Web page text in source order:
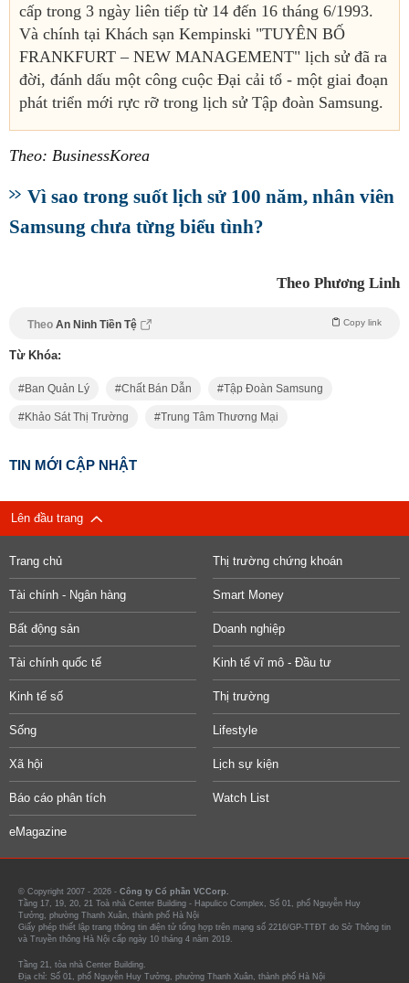
cấp trong 3 ngày liên tiếp từ 14 đến 16 tháng 6/1993.
Và chính tại Khách sạn Kempinski "TUYÊN BỐ
FRANKFURT – NEW MANAGEMENT" lịch sử đã ra
đời, đánh dấu một công cuộc Đại cải tổ - một giai đoạn
phát triển mới rực rỡ trong lịch sử Tập đoàn Samsung.
Theo: BusinessKorea
Vì sao trong suốt lịch sử 100 năm, nhân viên
Samsung chưa từng biểu tình?
Theo Phương Linh
Theo An Ninh Tiền Tệ Copy link
Từ Khóa:
Ban Quản Lý Chất Bán Dẫn Tập Đoàn Samsung
Khảo Sát Thị Trường Trung Tâm Thương Mại
TIN MỚI CẬP NHẬT
Lên đầu trang
Trang chủ Thị trường chứng khoán
Tài chính - Ngân hàng Smart Money
Bất động sản Doanh nghiệp
Tài chính quốc tế Kinh tế vĩ mô - Đầu tư
Kinh tế số Thị trường
Sống Lifestyle
Xã hội Lịch sự kiện
Báo cáo phân tích Watch List
eMagazine
© Copyright 2007 - 2026 - Công ty Cổ phần VCCorp.
Tầng 17, 19, 20, 21 Toà nhà Center Building - Hapulico Complex, Số 01, phố Nguyễn Huy
Tưởng, phường Thanh Xuân, thành phố Hà Nội
Giấy phép thiết lập trang thông tin điện tử tổng hợp trên mạng số 2216/GP-TTĐT do Sở Thông tin
và Truyền thông Hà Nội cấp ngày 10 tháng 4 năm 2019.
Tầng 21, tòa nhà Center Building.
Địa chỉ: Số 01, phố Nguyễn Huy Tưởng, phường Thanh Xuân, thành phố Hà Nội